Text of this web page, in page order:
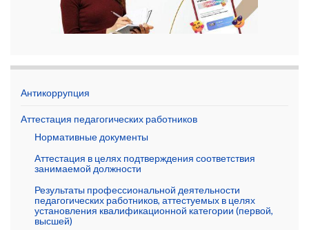
Антикоррупция
Аттестация педагогических работников
Нормативные документы
Аттестация в целях подтверждения соответствия
занимаемой должности
Результаты профессиональной деятельности
педагогических работников, аттестуемых в целях
установления квалификационной категории (первой,
высшей)